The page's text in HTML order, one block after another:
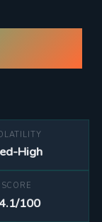
High
SCORE
100